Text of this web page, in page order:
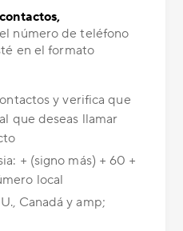
número de teléfono
en el formato
y verifica que
que deseas llamar
+ (signo más) + 60 +
local
Canadá y amp;